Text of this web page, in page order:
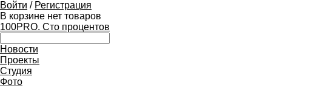
Войти / Регистрация
В корзине нет товаров
100PRO. Сто процентов
Новости
Проекты
Студия
Фото